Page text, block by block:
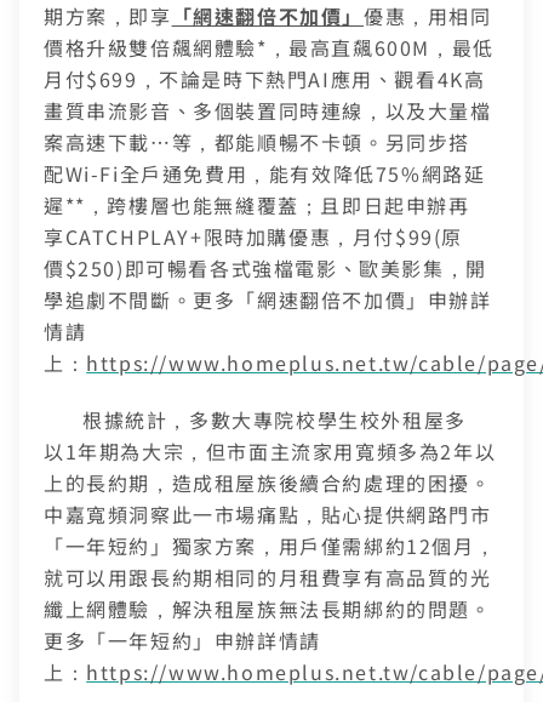
期方案，即享 「網速翻倍不加價」優惠，用相同
價格升級雙倍飆網體驗* ，最高直飆600M ，最低
月付$699 ， 不論是時下熱門AI 應用、觀看4K高
畫質串流影音、多個裝置同時連線，以及大量檔
案高速下載…等，都能順暢不卡頓。另同步搭
配Wi-Fi全戶通免費用，能有效降低75%網路延
遲** ，跨樓層也能無縫覆蓋；且即日起申辦再
享CATCHPLAY+限時加購優惠，月付$99(原
價$250)即可暢看各式強檔電影、歐美影集，開
學追劇不間斷。更多「網速翻倍不加價」申辦詳
情請
上： https://www.homeplus.net.tw/cable/
根據統計，多數大專院校學生校外租屋多
以1年期為大宗，但市面主流家用寬頻多為2年以
上的長約期，造成租屋族後續合約處理的困擾。
中嘉寬頻洞察此一市場痛點，貼心提供網路門市
「一年短約」獨家方案，用戶僅需綁約12個月，
就可以用跟長約期相同的月租費享有高品質的光
纖上網體驗，解決租屋族無法長期綁約的問題。
更多「一年短約」申辦詳情請
上： https://www.homeplus.net.tw/cable/
訪客查詢帳單繳費
訂戶編號
中嘉寬頻會員登入
身分證字號